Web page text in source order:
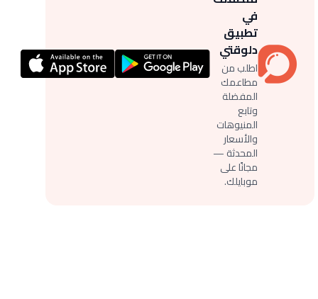
في
تطبيق
دلوقتي
اطلب من
مطاعمك
المفضلة
وتابع
المنيوهات
والأسعار
المحدثة —
مجانًا على
موبايلك.